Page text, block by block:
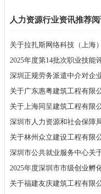
人力资源行业资讯推荐阅
关于拉扎斯网络科技（上海
2025年度第14批次职业技能
深圳正规劳务派遣中介对企
关于广东惠粤建筑工程有限
关于上海同呈建筑工程有限
深圳市人力资源和社会保障
关于林州众立建设工程有限
深圳市公共就业服务中心关
2025年度深圳市市级创业孵
关于福建友庆建筑工程有限